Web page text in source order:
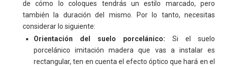
de cómo lo coloques tendrás un estilo marcado, pero
también la duración del mismo. Por lo tanto, necesitas
considerar lo siguiente:
Orientación del suelo porcelánico: Si el suelo
porcelánico imitación madera que vas a instalar es
rectangular, ten en cuenta el efecto óptico que hará en el